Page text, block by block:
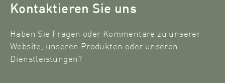
Kontaktieren Sie uns
Haben Sie Fragen oder Kommentare zu unserer
Website, unseren Produkten oder unseren
Dienstleistungen?